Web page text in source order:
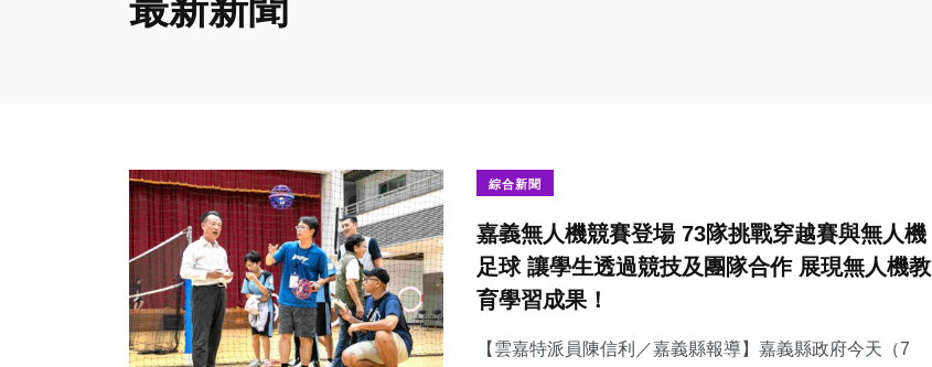
綜合新聞
嘉義無人機競賽登場 73隊挑戰穿越賽與無人機
足球 讓學生透過競技及團隊合作 展現無人機教
育學習成果！
【雲嘉特派員陳信利／嘉義縣報導】嘉義縣政府今天（7